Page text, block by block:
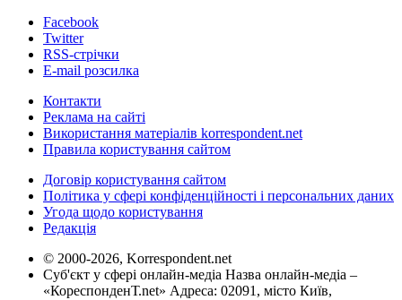
Facebook
Twitter
RSS-стрічки
E-mail розсилка
Контакти
Реклама на сайті
Використання матеріалів korrespondent.net
Правила користування сайтом
Договір користування сайтом
Політика у сфері конфіденційності і персональних даних
Угода щодо користування
Редакція
© 2000-2026, Korrespondent.net
Суб'єкт у сфері онлайн-медіа Назва онлайн-медіа –
«КореспонденТ.net» Адреса: 02091, місто Київ,